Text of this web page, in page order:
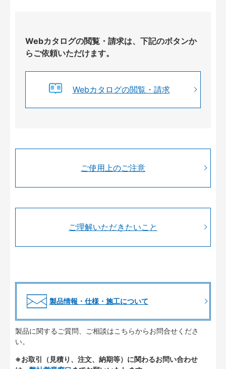
Webカタログの閲覧・請求は、下記のボタンか
らご依頼いただけます。
Webカタログの閲覧・請求
ご使用上のご注意
ご理解いただきたいこと
製品情報・仕様・施工について
製品に関するご質問、ご相談はこちらからお問合せくださ
い。
※お取引（見積り、注文、納期等）に関わるお問い合わせ